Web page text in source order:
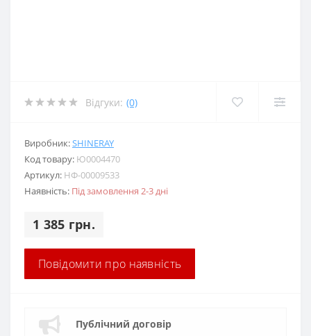
Відгуки: (0)
Виробник:SHINERAY
Код товару: Ю0004470
Артикул: НФ-00009533
Наявність: Під замовлення 2-3 дні
1 385 грн.
Повідомити про наявність
Публічний договір